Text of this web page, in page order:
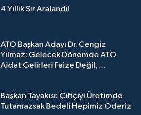
4 Yıllık Sır Aralandı!
ATO Başkan Adayı Dr. Cengiz
Yılmaz: Gelecek Dönemde ATO
Aidat Gelirleri Faize Değil,
Başkan Tayakısı: Çiftçiyi Üretimde
Tutamazsak Bedeli Hepimiz Öderiz